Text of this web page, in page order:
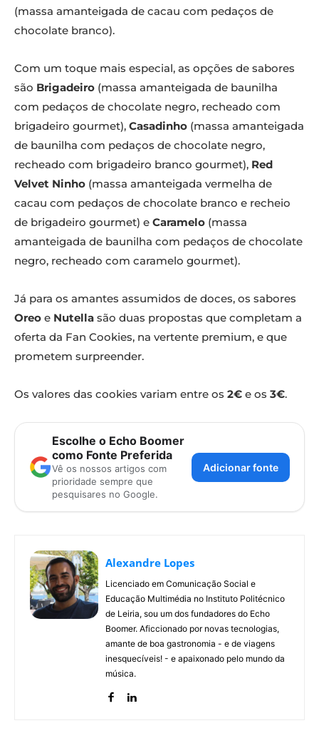
(massa amanteigada de cacau com pedaços de
chocolate branco).
Com um toque mais especial, as opções de sabores
são Brigadeiro (massa amanteigada de baunilha
com pedaços de chocolate negro, recheado com
brigadeiro gourmet), Casadinho (massa amanteigada
de baunilha com pedaços de chocolate negro,
recheado com brigadeiro branco gourmet), Red
Velvet Ninho (massa amanteigada vermelha de
cacau com pedaços de chocolate branco e recheio
de brigadeiro gourmet) e Caramelo (massa
amanteigada de baunilha com pedaços de chocolate
negro, recheado com caramelo gourmet).
Já para os amantes assumidos de doces, os sabores
Oreo e Nutella são duas propostas que completam a
oferta da Fan Cookies, na vertente premium, e que
prometem surpreender.
Os valores das cookies variam entre os 2€ e os 3€.
Escolhe o Echo Boomer
como Fonte Preferida
Vê os nossos artigos com
prioridade sempre que
pesquisares no Google.
Adicionar fonte
Alexandre Lopes
Licenciado em Comunicação Social e
Educação Multimédia no Instituto Politécnico
de Leiria, sou um dos fundadores do Echo
Boomer. Aficcionado por novas tecnologias,
amante de boa gastronomia - e de viagens
inesquecíveis! - e apaixonado pelo mundo da
música.